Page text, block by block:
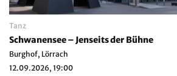
Tanz
Schwanensee – Jenseits der Bühne
Burghof, Lörrach
12.09.2026, 19:00